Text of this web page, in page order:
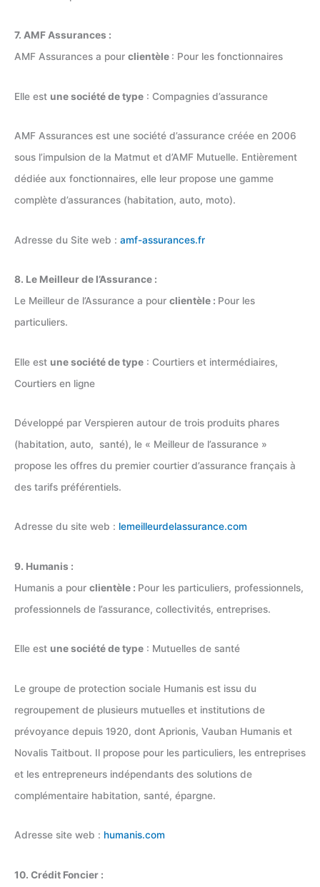
7. AMF Assurances :
AMF Assurances a pour clientèle : Pour les fonctionnaires
Elle est une société de type : Compagnies d’assurance
AMF Assurances est une société d’assurance créée en 2006
sous l’impulsion de la Matmut et d’AMF Mutuelle. Entièrement
dédiée aux fonctionnaires, elle leur propose une gamme
complète d’assurances (habitation, auto, moto).
Adresse du Site web : amf-assurances.fr
8. Le Meilleur de l’Assurance :
Le Meilleur de l’Assurance a pour clientèle : Pour les
particuliers.
Elle est une société de type : Courtiers et intermédiaires,
Courtiers en ligne
Développé par Verspieren autour de trois produits phares
(habitation, auto, santé), le « Meilleur de l’assurance »
propose les offres du premier courtier d’assurance français à
des tarifs préférentiels.
Adresse du site web : lemeilleurdelassurance.com
9. Humanis :
Humanis a pour clientèle : Pour les particuliers, professionnels,
professionnels de l’assurance, collectivités, entreprises.
Elle est une société de type : Mutuelles de santé
Le groupe de protection sociale Humanis est issu du
regroupement de plusieurs mutuelles et institutions de
prévoyance depuis 1920, dont Aprionis, Vauban Humanis et
Novalis Taitbout. Il propose pour les particuliers, les entreprises
et les entrepreneurs indépendants des solutions de
complémentaire habitation, santé, épargne.
Adresse site web : humanis.com
10. Crédit Foncier :